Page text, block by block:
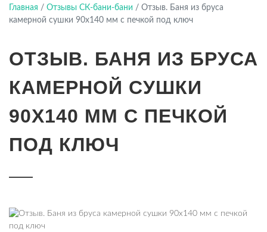
Главная / Отзывы СК-бани-бани / Отзыв. Баня из бруса
камерной сушки 90х140 мм с печкой под ключ
ОТЗЫВ. БАНЯ ИЗ БРУСА
КАМЕРНОЙ СУШКИ
90Х140 ММ С ПЕЧКОЙ
ПОД КЛЮЧ